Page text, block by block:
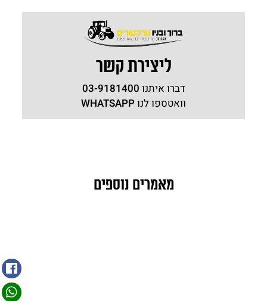
ליצירת קשר
דברו איתנו 03-9181400
וואטספו לנוWHATSAPP
מאמרים נוספים